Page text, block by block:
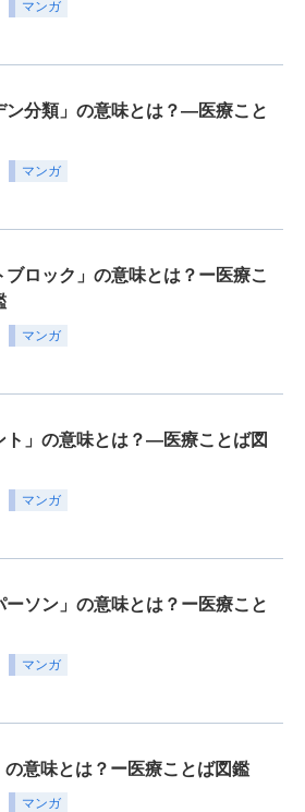
マンガ
ン分類」の意味とは？―医療こと
マンガ
ブロック」の意味とは？ー医療こ
マンガ
ト」の意味とは？―医療ことば図
マンガ
ーソン」の意味とは？ー医療こと
マンガ
の意味とは？ー医療ことば図鑑
マンガ